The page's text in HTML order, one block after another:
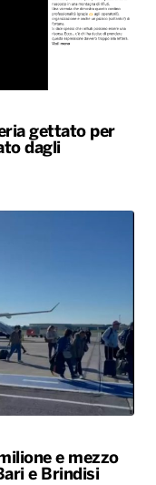
gettato per
dagli
e mezzo
e Brindisi